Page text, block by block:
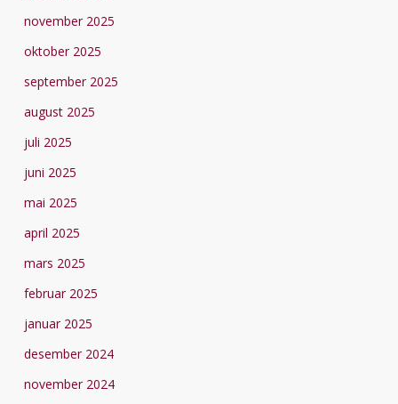
november 2025
oktober 2025
september 2025
august 2025
juli 2025
juni 2025
mai 2025
april 2025
mars 2025
februar 2025
januar 2025
desember 2024
november 2024